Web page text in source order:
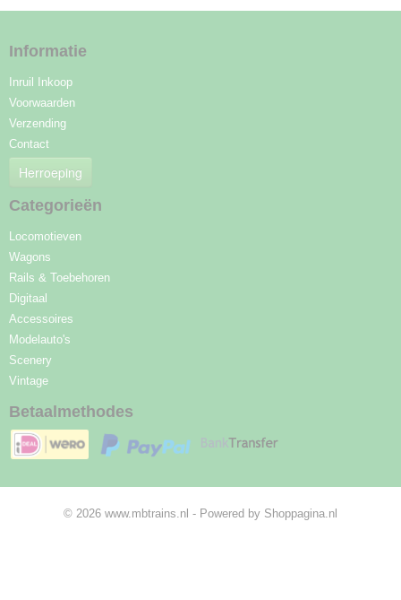
Informatie
Inruil Inkoop
Voorwaarden
Verzending
Contact
Herroeping
Categorieën
Locomotieven
Wagons
Rails & Toebehoren
Digitaal
Accessoires
Modelauto's
Scenery
Vintage
Betaalmethodes
© 2026 www.mbtrains.nl - Powered by Shoppagina.nl